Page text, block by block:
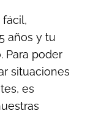
años y tu
Para poder
situaciones
es